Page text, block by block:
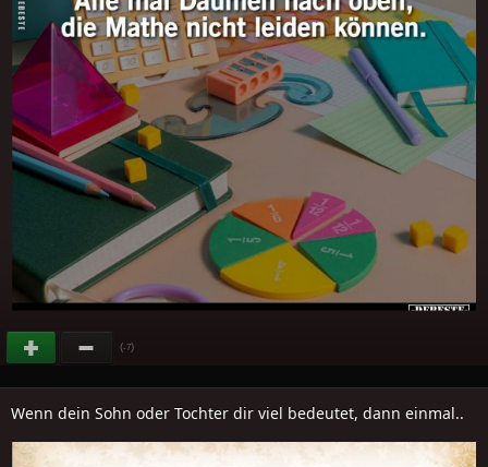
(-7)
Wenn dein Sohn oder Tochter dir viel bedeutet, dann einmal..